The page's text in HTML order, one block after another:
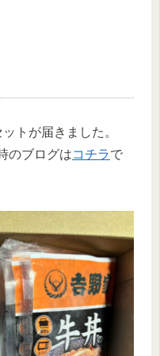
トが届きました。
のブログはコチラで